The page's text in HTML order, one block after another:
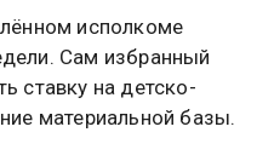
исполкоме
Сам избранный
ставку на детско-
материальной базы.